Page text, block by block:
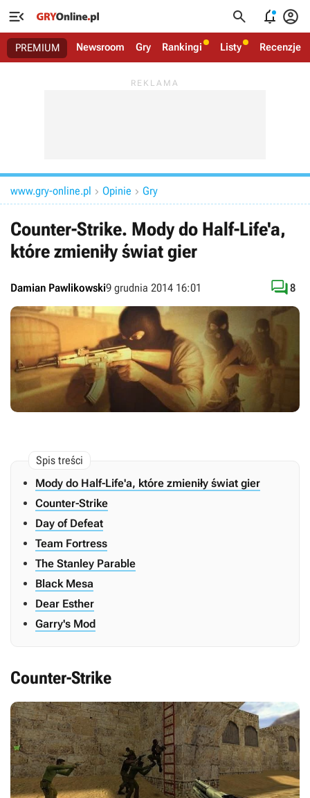
   
PREMIUM Newsroom Gry Rankingi Listy Recenzje
www.gry-online.pl  Opinie  Gry
Counter-Strike. Mody do Half-Life'a,
które zmieniły świat gier
Damian Pawlikowski9 grudnia 2014 16:01 8
Mody do Half-Life'a, które zmieniły świat gier
Counter-Strike
Day of Defeat
Team Fortress
The Stanley Parable
Black Mesa
Dear Esther
Garry's Mod
Counter-Strike